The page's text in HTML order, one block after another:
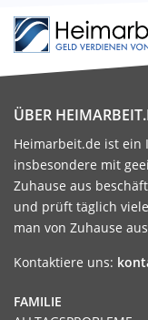
ÜBER
Heimarbeit.de ist ein
insbesondere mit
Zuhause aus
und prüft täglich
man von Zuhause
Kontaktiere uns:
FAMILIE